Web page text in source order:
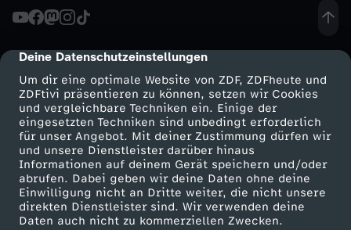
cmp-dialog-description
Deine Datenschutzeinstellungen
Um dir eine optimale Website von ZDF, ZDFheute und
ZDFtivi präsentieren zu können, setzen wir Cookies
und vergleichbare Techniken ein. Einige der
eingesetzten Techniken sind unbedingt erforderlich
für unser Angebot. Mit deiner Zustimmung dürfen wir
und unsere Dienstleister darüber hinaus
Informationen auf deinem Gerät speichern und/oder
abrufen. Dabei geben wir deine Daten ohne deine
Einwilligung nicht an Dritte weiter, die nicht unsere
direkten Dienstleister sind. Wir verwenden deine
Daten auch nicht zu kommerziellen Zwecken.
Mehr ZDF
ZDF-Apps
Smart TV
ZDFtext
Service
ZDFmitreden
Kontakt zum ZDF
Tickets